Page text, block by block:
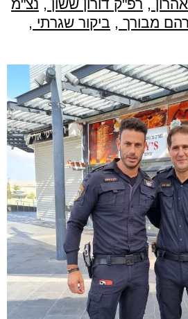
, רפ"ק דורון ששון , נצ"מ
מבורך , ביקור שגרתי ,